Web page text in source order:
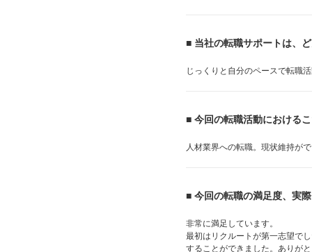
■ 当社の転職サポートは、
じっくりと自分のペースで転職
■ 今回の転職活動における
人材業界への転職。現状維持が
■ 今回の転職の満足度、実
非常に満足しています。
最初はリクルートが第一志望で
することができました。ありが